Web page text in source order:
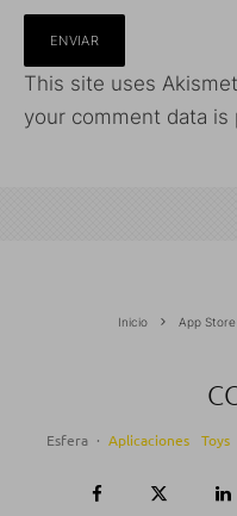
This site uses
your comment data is
Inicio App Store
Esfera · Aplicaciones Toys